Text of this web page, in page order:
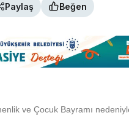
Paylaş Beğen
ve Çocuk Bayramı